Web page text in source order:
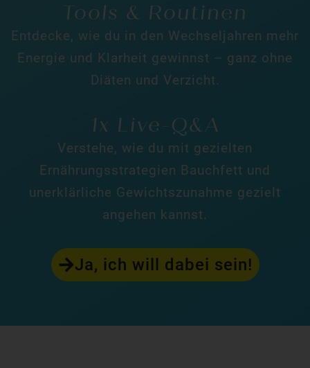
Tools & Routinen
Entdecke, wie du in den Wechseljahren mehr
Energie und Klarheit gewinnst – ganz ohne
Diäten und Verzicht.
1x Live-Q&A
Verstehe, wie du mit gezielten
Ernährungsstrategien Bauchfett und
unerklärliche Gewichtszunahme gezielt
angehen kannst.
Ja, ich will dabei sein!